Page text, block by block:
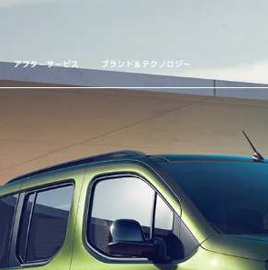
アフターサービス ブランド＆テクノロジー